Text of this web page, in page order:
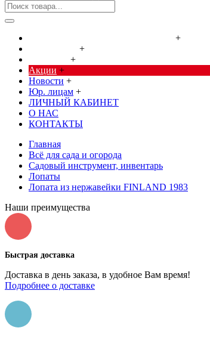
+
+
+
Акции +
Новости +
Юр. лицам +
ЛИЧНЫЙ КАБИНЕТ
О НАС
КОНТАКТЫ
Главная
Всё для сада и огорода
Садовый инструмент, инвентарь
Лопаты
Лопата из нержавейки FINLAND 1983
Наши преимущества
Быстрая доставка
Доставка в день заказа, в удобное Вам время!
Подробнее о доставке